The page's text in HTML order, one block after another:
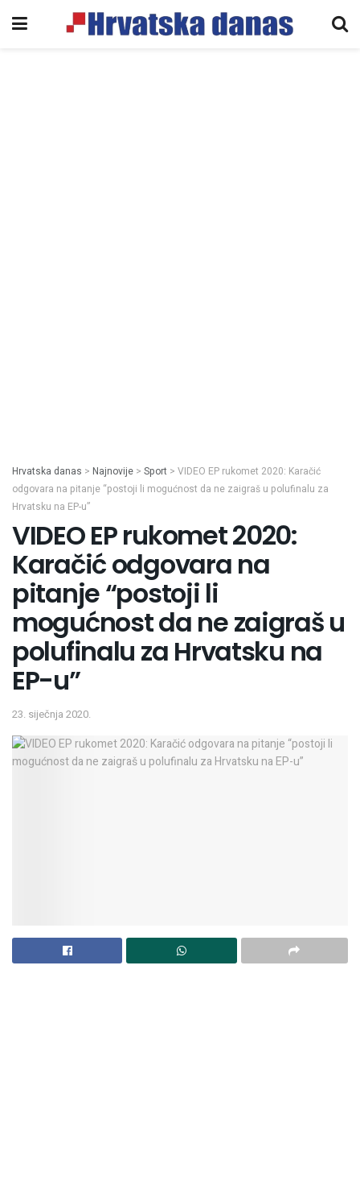
Hrvatska danas > Najnovije > Sport > VIDEO EP rukomet 2020: Karačić
odgovara na pitanje “postoji li mogućnost da ne zaigraš u polufinalu za
Hrvatsku na EP-u”
VIDEO EP rukomet 2020:
Karačić odgovara na
pitanje “postoji li
mogućnost da ne zaigraš u
polufinalu za Hrvatsku na
EP-u”
23. siječnja 2020.